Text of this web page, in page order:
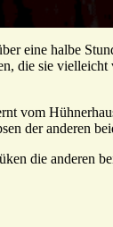
eine halbe
die sie
vom
der anderen
die anderen